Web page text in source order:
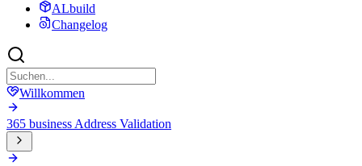
ALbuild
Changelog
Willkommen
365 business Address Validation